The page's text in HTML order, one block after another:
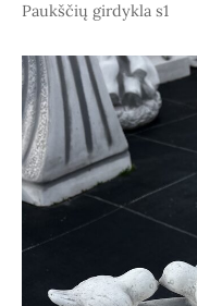
Paukščių girdykla s1